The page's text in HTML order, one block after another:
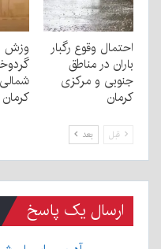
احتمال وقوع رگبار
باران در مناطق
جنوبی و مرکزی
کرمان
وزش
کرمان
قبل بعد
ارسال یک پاسخ